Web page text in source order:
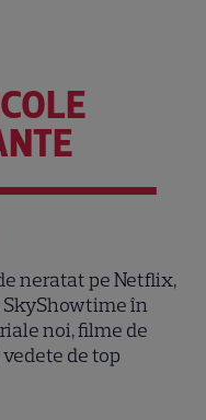
neratat pe Netflix,
SkyShowtime în
noi, filme de
de top